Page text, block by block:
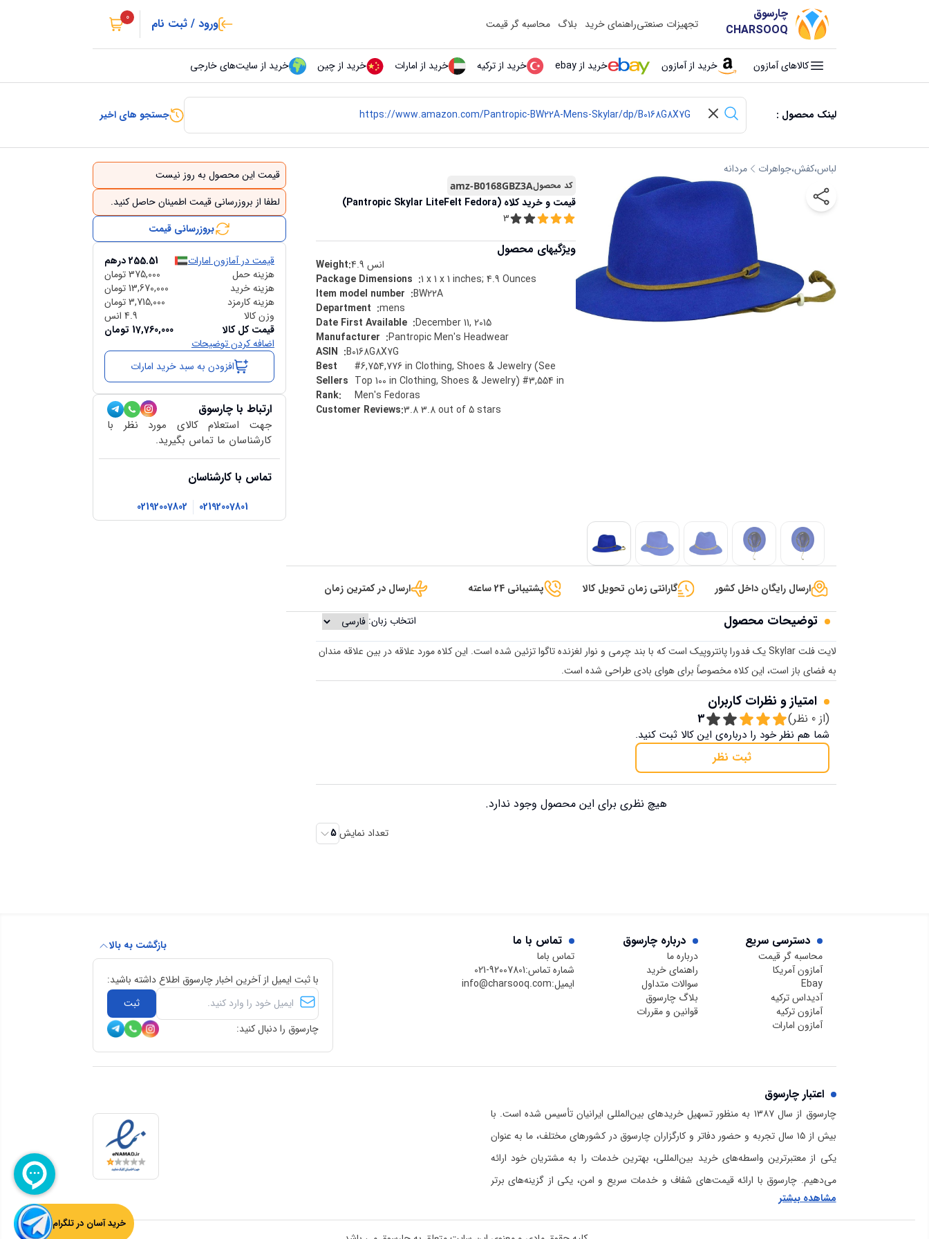
چارسوق
CHARSOOQ
تجهیزات صنعتیراهنمای خرید بلاگ محاسبه گر قیمت ورود / ثبت نام 0
کالاهای آمازون خرید از آمازون خرید از ebay خرید از ترکیه خرید از امارات خرید از چین خرید از سایت‌های خارجی
لینک محصول : جستجو های اخیر
لباس،کفش،جواهرات مردانه
کد محصولamz-B0168GBZ3A
قیمت و خریدکلاه (Pantropic Skylar LiteFelt Fedora)
3
ویژگیهای محصول
Weight:4.9 انس
:1 x 1 x 1 inches; 4.9 Ounces
:BW22A
:mens
:December 11, 2015
:Pantropic Men's Headwear
:B0168G8X7G
Best
Sellers
Rank:
#6,754,776 in Clothing, Shoes & Jewelry (See
Top 100 in Clothing, Shoes & Jewelry) #3,554 in
Men's Fedoras
Customer Reviews:3.8 3.8 out of 5 stars
قیمت این محصول به روز نیست
لطفا از بروزرسانی قیمت اطمینان حاصل کنید.
بروزرسانی قیمت
قیمت در آمازون امارات 255.51 درهم
هزینه حمل
375,000 تومان
هزینه خرید
13,670,000 تومان
هزینه کارمزد
3,715,000 تومان
وزن کالا
4.9 انس
قیمت کل کالا
17,760,000 تومان
اضافه کردن توضیحات
افزودن به سبد خرید امارات
ارتباط با چارسوق
جهت استعلام کالای مورد نظر با
کارشناسان ما تماس بگیرید.
تماس با کارشناسان
02192007801
02192007802
ارسال رایگان داخل کشور گارانتی زمان تحویل کالا پشتیبانی 24 ساعته ارسال در کمترین زمان
توضیحات محصول
انتخاب زبان:
لایت فلت Skylar یک فدورا پانتروپیک است که با بند چرمی و نوار لغزنده تاگوا تزئین شده است. این کلاه مورد علاقه در بین علاقه مندان
به فضای باز است، این کلاه مخصوصاً برای هوای بادی طراحی شده است.
امتیاز و نظرات کاربران
(از0 نظر) 3
شما هم نظر خود را درباره‌ی این کالا ثبت کنید.
ثبت نظر
هیچ نظری برای این محصول وجود ندارد.
تعداد نمایش 5
دسترسی سریع
محاسبه گر قیمت
آمازون آمریکا
Ebay
آدیداس ترکیه
آمازون ترکیه
آمازون امارات
درباره چارسوق
درباره ما
راهنمای خرید
سوالات متداول
بلاگ چارسوق
قوانین و مقررات
تماس با ما
تماس باما
شماره تماس:021-92007801
ایمیل:info@charsooq.com
بازگشت به بالا
با ثبت ایمیل از آخرین اخبار چارسوق اطلاع داشته باشید:
ثبت
چارسوق را دنبال کنید:
اعتبار چارسوق
چارسوق از سال ۱۳۸۷ به منظور تسهیل خریدهای بین‌المللی ایرانیان تأسیس شده است. با
بیش از ۱۵ سال تجربه و حضور دفاتر و کارگزاران چارسوق در کشورهای مختلف، ما به عنوان
یکی از معتبرترین واسطه‌های خرید بین‌المللی، بهترین خدمات را به مشتریان خود ارائه
می‌دهیم. چارسوق با ارائه قیمت‌های شفاف و خدمات سریع و امن، یکی از گزینه‌های برتر
برای خرید از آمازون و دیگر سایت‌های خارجی است. برای خواندن بیشتر راجع به اعتبار
چارسوق و هلدینگ بازرگانی رادمان و دانستن اینکهما کی هستیمکلیک کنید.
مشاهده بیشتر
خرید آسان در تلگرام